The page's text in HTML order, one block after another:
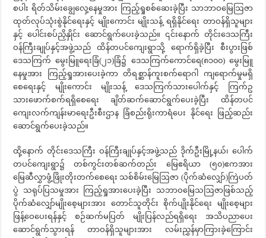
စပါး ရိတ်သိမ်းချွေလှေ့နေမှုအား ကြည့်ရှုစစ်ဆေးခဲ့ပြီး သာဘာဝမြေဩဇာ
ထုတ်လုပ်သုံးစွဲနိုင်ရေးနှင့် မျိုးကောင်း မျိုးသန့် ရရှိနိုင်ရေး တာဝန်ရှိသူများ
နှင့် ပေါင်းစပ်ညှိနှိုင်း ဆောင်ရွက်ပေးခဲ့သည်။ ၎င်းနောက် တိုင်းဒေသကြီး
ဝန်ကြီးချုပ်နှင့်အဖွဲ့သည် ထိန်တပင်ကျေးရွာသို့ ရောက်ရှိခဲ့ပြီး စီးပွားဖြစ်
ဒေသကြက် မွေးမြူရေးခြံ(၂၁)ခြံ၌ ဒေသကြက်ကောင်ရေ(၈၁၀၀) မွေးမြူ
နေမှုအား ကြည့်ရှုအားပေးခဲ့ကာ တိရစ္ဆာန်ကူးစက်ရောဂါ ကျရောက်မှုမရှိ
စေရေးနှင့် မျိုးကောင်း မျိုးသန့် ဒေသကြက်သားပေါက်နှင့် ကြက်ဥ
သားဖောက်စက်ရရှိစေရေး ချိတ်ဆက်ဆောင်ရွက်ပေးခဲ့ပြီး ထိန်တပင်
ကျေးလက်ကျန်းမာရေးဦးစီးဌာန ခြံစည်းရိုးကာရံပေး နိုင်ရေး ဖြည့်ဆည်း
ဆောင်ရွက်ပေးခဲ့သည်။
ထို့နောက် တိုင်းဒေသကြီး ဝန်ကြီးချုပ်နှင့်အဖွဲ့သည် ဒိုက်ဦးမြို့နယ်၊ ပေါက်
တပင်ကျေးရွာ၌ တစ်ကွင်းတစ်ဆက်တည်း မြေဧရိယာ (၅၀)ဧကအား
မြေဆီလွှာဖွံ့ဖြိုးတိုးတက်စေရေး သစ်စိမ်းမြေဩဇာ (ပိုက်ဆံလျှော်)ကြဲပတ်
ပွဲ သရုပ်ပြသမှုအား ကြည့်ရှုအားပေးခဲ့ပြီး သဘာဝမြေသဩဇာဖြစ်သည့်
ပိုက်ဆံလျှော်မျိုးစေ့များအား တောင်သူတိုင်း စိုက်ပျိုးနိုင်ရေး မျိုးစေ့များ
ဖြန့်ဝေပေးရန်နှင့် စဉ်ဆက်မပြတ် မျိုးပြန်လည်ရရှိရေး အသိပညာပေး
ဆောင်ရွက်သွားရန် တာဝန်ရှိသူများအား လမ်းညွှန်မှာကြားခဲ့ကြောင်း